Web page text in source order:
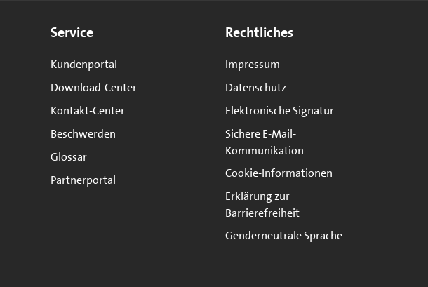
Service
Kundenportal
Download-Center
Kontakt-Center
Beschwerden
Glossar
Partnerportal
Rechtliches
Impressum
Datenschutz
Elektronische Signatur
Sichere E-Mail-
Kommunikation
Cookie-Informationen
Erklärung zur
Barrierefreiheit
Genderneutrale Sprache